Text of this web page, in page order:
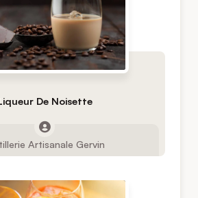
De Noisette
Artisanale Gervin